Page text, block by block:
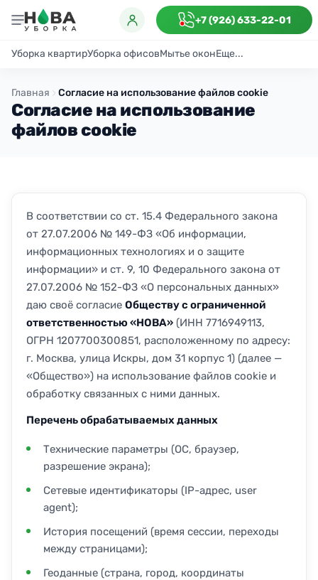
+7 (926) 633-22-01
Уборка квартирУборка офисовМытье оконЕще...
Главная
Согласие на использование файлов cookie
Согласие на использование
файлов cookie
В соответствии со ст. 15.4 Федерального закона
от 27.07.2006 № 149-ФЗ «Об информации,
информационных технологиях и о защите
информации» и ст. 9, 10 Федерального закона от
27.07.2006 № 152-ФЗ «О персональных данных»
даю своё согласие Обществу с ограниченной
ответственностью «НОВА» (ИНН 7716949113,
ОГРН 1207700300851, расположенному по адресу:
г. Москва, улица Искры, дом 31 корпус 1) (далее —
«Общество») на использование файлов cookie и
обработку связанных с ними данных.
Перечень обрабатываемых данных
Технические параметры (ОС, браузер,
разрешение экрана);
Сетевые идентификаторы (IP-адрес, user
agent);
История посещений (время сессии, переходы
между страницами);
Геоданные (страна, город, координаты